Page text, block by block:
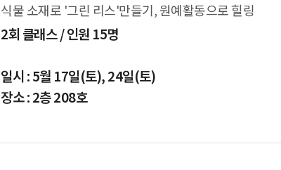
식물 소재로 '그린 리스'만들기, 원예활동으로 힐링
2회 클래스 / 인원 15명
일시 : 5월 17일(토), 24일(토)
장소 : 2층 208호